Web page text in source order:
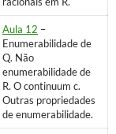
Aula 12 –
Enumerabilidade de
Q. Não
enumerabilidade de
R. O continuum c.
Outras propriedades
de enumerabilidade.